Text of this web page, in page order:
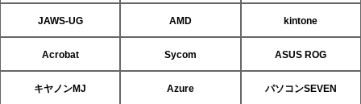
JAWS-UG AMD kintone
Acrobat Sycom ASUS ROG
キヤノンMJ Azure パソコンSEVEN